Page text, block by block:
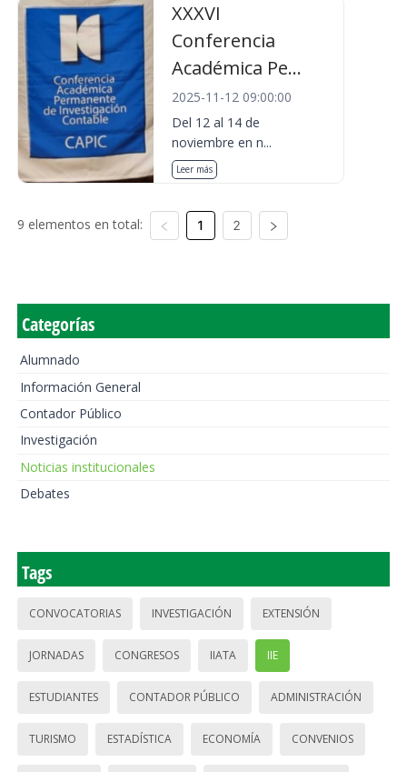
XXXVI
Conferencia
Académica Pe...
2025-11-12 09:00:00
Del 12 al 14 de
noviembre en n...
Leer más
9 elementos en total: 1 2
Categorías
Alumnado
Información General
Contador Público
Investigación
Noticias institucionales
Debates
Tags
CONVOCATORIAS INVESTIGACIÓN EXTENSIÓN
JORNADAS CONGRESOS IIATA IIE
ESTUDIANTES CONTADOR PÚBLICO ADMINISTRACIÓN
TURISMO ESTADÍSTICA ECONOMÍA CONVENIOS